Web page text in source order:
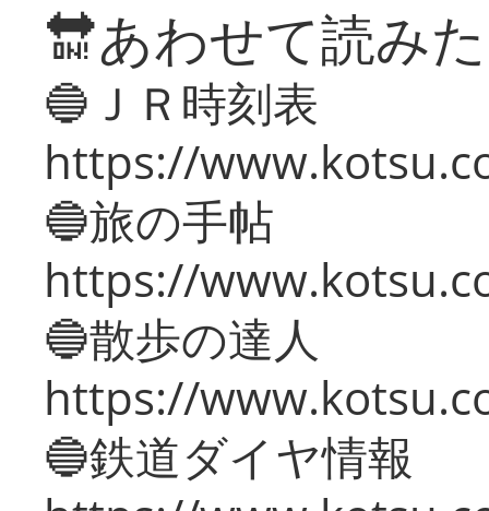
🔛あわせて読み
🔵ＪＲ時刻表
https://
🔵旅の手帖
https://
🔵散歩の達人
https://
🔵鉄道ダイヤ情報